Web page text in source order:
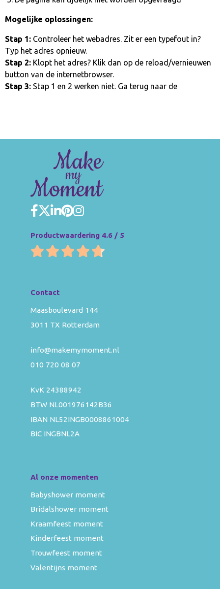
Mogelijke oplossingen:
Stap 1: Controleer het webadres. Zit er een typefout in?
Typ het adres opnieuw.
Stap 2: Klopt het adres? Klik dan op de reload/vernieuwen
button van de internetbrowser.
Stap 3: Stap 1 en 2 werken niet. Ga terug naar de
Productwaardering 4.6 / 5
Contact
Maasboulevard 144
3011 TX Rotterdam
info@makemymoment.nl
010 720 08 07
KvK 24388942
BTW NL001976142B36
IBAN NL52INGB0008861004
BIC INGBNL2A
Al onze momenten
Babyshower moment
Bridalshower moment
Kraamfeest moment
Kinderfeest moment
Trouwfeest moment
Valentijns moment